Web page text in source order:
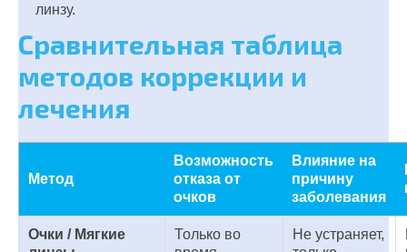
линзу.
Сравнительная таблица
методов коррекции и
лечения
Метод
Возможность
отказа от
очков
Влияние на
причину
заболевания
Очки / Мягкие
Только во
Не устраняет,